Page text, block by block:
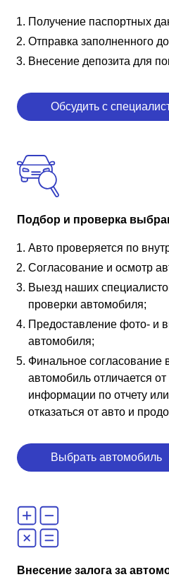
Получение паспортных
Отправка заполненного
Внесение депозита для
Обсудить с
Подбор и проверка
Авто проверяется по
Согласование и осмотр
Выезд наших
проверки автомобиля;
Предоставление фото- и
автомобиля;
Финальное согласование
автомобиль отличается
информации по отчету
отказаться от авто и
Выбрать автомобиль
Внесение залога за